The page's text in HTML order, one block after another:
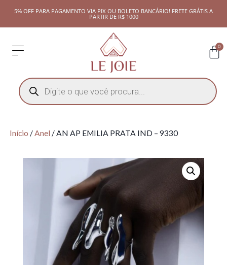
5% OFF PARA PAGAMENTO VIA PIX OU BOLETO BANCÁRIO! FRETE GRÁTIS A
PARTIR DE R$ 1000
0
Início /Anel / AN AP EMILIA PRATA IND – 9330